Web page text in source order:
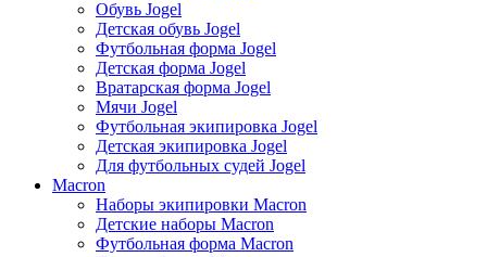
Обувь Jogel
Детская обувь Jogel
Футбольная форма Jogel
Детская форма Jogel
Вратарская форма Jogel
Мячи Jogel
Футбольная экипировка Jogel
Детская экипировка Jogel
Для футбольных судей Jogel
Macron
Наборы экипировки Macron
Детские наборы Macron
Футбольная форма Macron